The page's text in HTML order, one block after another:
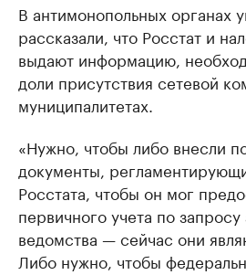
В антимонопольных органах
рассказали, что Росстат и
выдают информацию,
доли присутствия сетевой
муниципалитетах.
«Нужно, чтобы либо внесли
документы,
Росстата, чтобы он мог
первичного учета по
ведомства — сейчас они
Либо нужно, чтобы